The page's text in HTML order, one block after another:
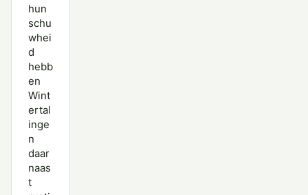
hun
schu
whei
d
hebb
en
Wint
ertal
inge
n
daar
naas
t